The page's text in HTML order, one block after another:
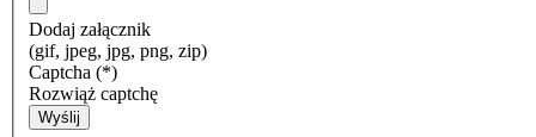
Dodaj załącznik
(gif, jpeg, jpg, png, zip)
Captcha (*)
Rozwiąż captchę
Wyślij